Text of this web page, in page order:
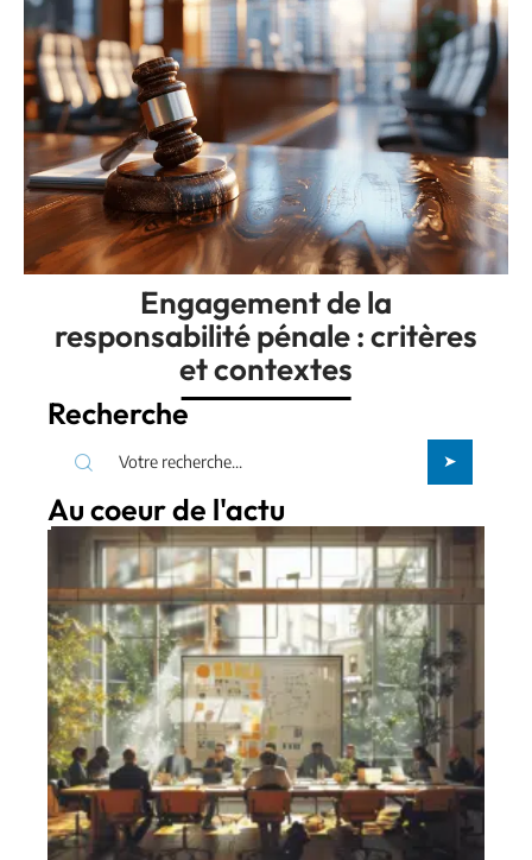
Engagement de la
responsabilité pénale : critères
et contextes
Recherche
Au coeur de l'actu